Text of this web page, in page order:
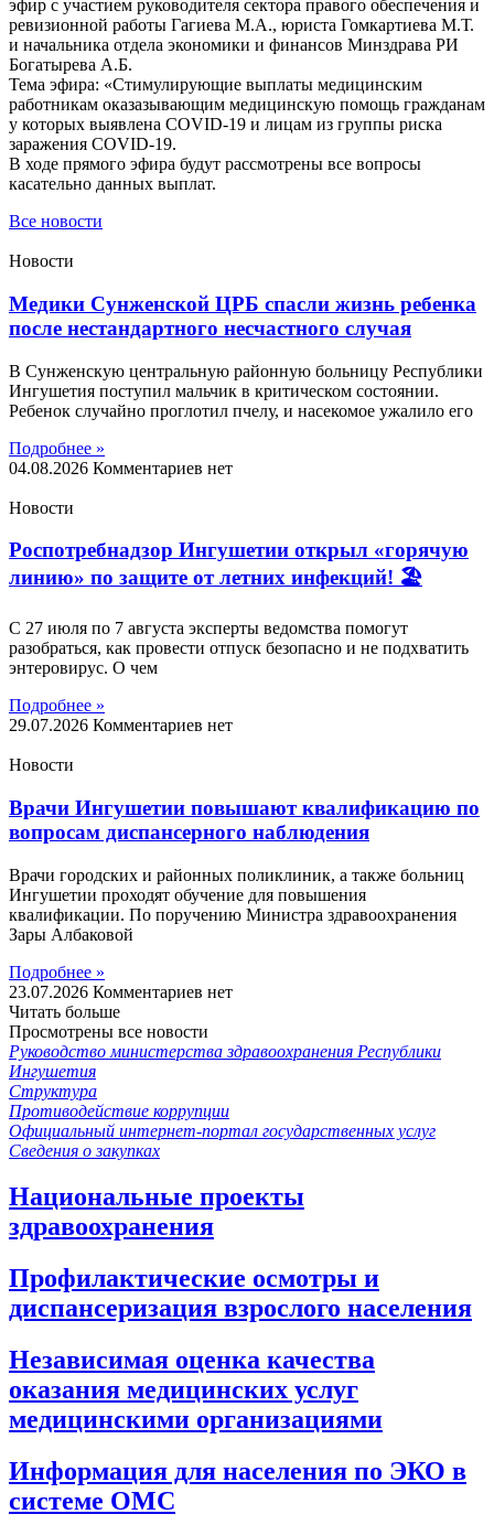
эфир с участием руководителя сектора правого обеспечения и
ревизионной работы Гагиева М.А., юриста Гомкартиева М.Т.
и начальника отдела экономики и финансов Минздрава РИ
Богатырева А.Б.
Тема эфира: «Стимулирующие выплаты медицинским
работникам оказазывающим медицинскую помощь гражданам
у которых выявлена COVID-19 и лицам из группы риска
заражения COVID-19.
В ходе прямого эфира будут рассмотрены все вопросы
касательно данных выплат.
Все новости
Новости
Медики Сунженской ЦРБ спасли жизнь ребенка
после нестандартного несчастного случая
В Сунженскую центральную районную больницу Республики
Ингушетия поступил мальчик в критическом состоянии.
Ребенок случайно проглотил пчелу, и насекомое ужалило его
Подробнее »
04.08.2026 Комментариев нет
Новости
Роспотребнадзор Ингушетии открыл «горячую
линию» по защите от летних инфекций! 🏖
С 27 июля по 7 августа эксперты ведомства помогут
разобраться, как провести отпуск безопасно и не подхватить
энтеровирус. О чем
Подробнее »
29.07.2026 Комментариев нет
Новости
Врачи Ингушетии повышают квалификацию по
вопросам диспансерного наблюдения
Врачи городских и районных поликлиник, а также больниц
Ингушетии проходят обучение для повышения
квалификации. По поручению Министра здравоохранения
Зары Албаковой
Подробнее »
23.07.2026 Комментариев нет
Читать больше
Просмотрены все новости
Руководство министерства здравоохранения Республики
Ингушетия
Структура
Противодействие коррупции
Официальный интернет-портал государственных услуг
Сведения о закупках
Национальные проекты
здравоохранения
Профилактические осмотры и
диспансеризация взрослого населения
Независимая оценка качества
оказания медицинских услуг
медицинскими организациями
Информация для населения по ЭКО в
системе ОМС